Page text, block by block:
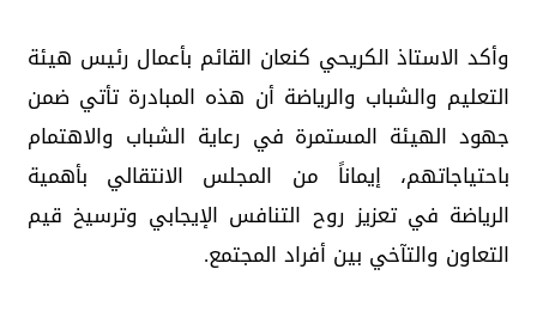
وأكد الاستاذ الكريحي كنعان القائم بأعمال رئيس هيئة
التعليم والشباب والرياضة أن هذه المبادرة تأتي ضمن
جهود الهيئة المستمرة في رعاية الشباب والاهتمام
باحتياجاتهم، إيماناً من المجلس الانتقالي بأهمية
الرياضة في تعزيز روح التنافس الإيجابي وترسيخ قيم
التعاون والتآخي بين أفراد المجتمع.